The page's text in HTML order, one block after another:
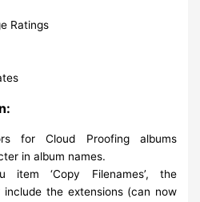
Ratings
for Cloud Proofing albums
in album names.
item ‘Copy Filenames’, the
include the extensions (can now